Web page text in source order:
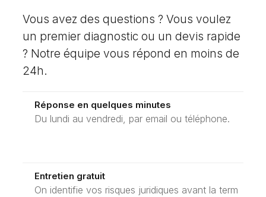
Vous avez des questions ? Vous voulez
un premier diagnostic ou un devis rapide
? Notre équipe vous répond en moins de
24h.
Réponse en quelques minutes
Du lundi au vendredi, par email ou téléphone.
Entretien gratuit
On identifie vos risques juridiques avant la term